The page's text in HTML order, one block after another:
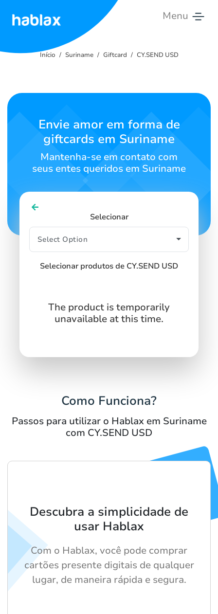
Menu
Contate-
Português
SIGN IN
Início Suriname Giftcard CY.SEND USD
Envie amor em forma de
giftcards em Suriname
Mantenha-se em contato com
seus entes queridos em Suriname
Selecionar
Selecionar produtos de CY.SEND USD
The product is temporarily
unavailable at this time.
Como Funciona?
Passos para utilizar o Hablax em Suriname
com CY.SEND USD
Descubra a simplicidade de
usar Hablax
Com o Hablax, você pode comprar
cartões presente digitais de qualquer
lugar, de maneira rápida e segura.